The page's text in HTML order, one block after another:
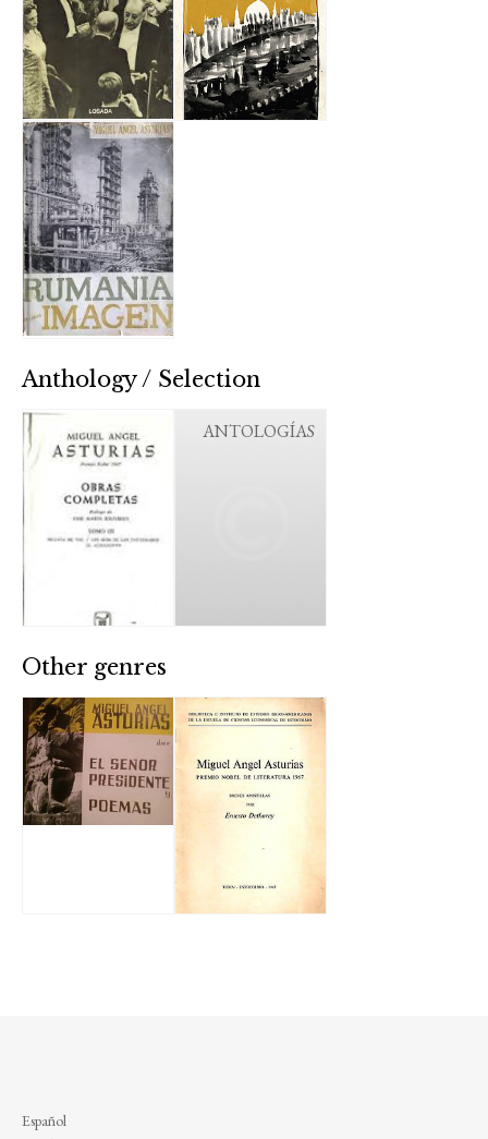
Anthology / Selection
ANTOLOGÍAS
Other genres
Español